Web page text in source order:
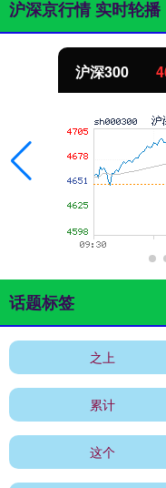
沪深京行情 实时轮播
沪深300
话题标签
之上
累计
这个